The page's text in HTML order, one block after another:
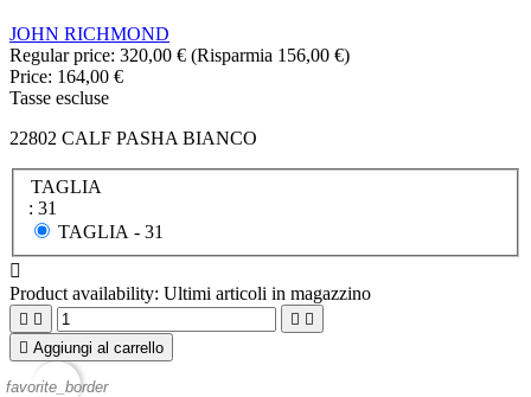
JOHN RICHMOND
Regular price: 320,00 € (Risparmia 156,00 €)
Price: 164,00 €
Tasse escluse
22802 CALF PASHA BIANCO
TAGLIA
: 31
TAGLIA - 31

Product availability: Ultimi articoli in magazzino
   
 Aggiungi al carrello
favorite_border